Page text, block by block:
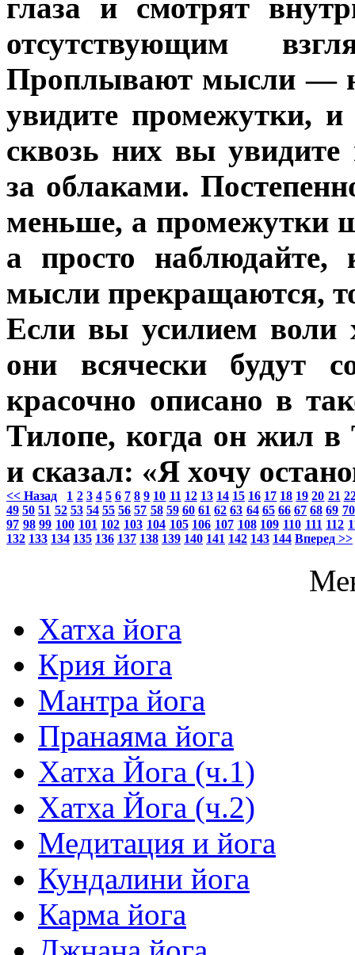
глаза и смотрят
отсутствующим
Проплывают мысли —
увидите промежутки,
сквозь них вы
за облаками.
меньше, а промежутки
а просто
мысли прекращаются,
Если вы усилием воли
они всячески будут
красочно описано в
Тилопе, когда он жил в
и сказал: «Я хочу
<< Назад 1 2 3 4 5 6 7 8 9 10 11 12 13 14 15 16 17 18 19 20 21
49 50 51 52 53 54 55 56 57 58 59 60 61 62 63 64 65 66 67 68 69 70
97 98 99 100 101 102 103 104 105 106 107 108 109 110 111 112
132 133 134 135 136 137 138 139 140 141 142 143 144 Вперед >>
Хатха йога
Крия йога
Мантра йога
Пранаяма йога
Хатха Йога (ч.1)
Хатха Йога (ч.2)
Медитация и йога
Кундалини йога
Карма йога